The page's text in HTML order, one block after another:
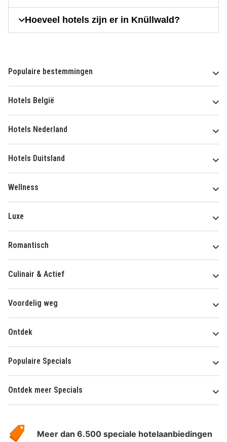
Hoeveel hotels zijn er in Knüllwald?
Populaire bestemmingen
Hotels België
Hotels Nederland
Hotels Duitsland
Wellness
Luxe
Romantisch
Culinair & Actief
Voordelig weg
Ontdek
Populaire Specials
Ontdek meer Specials
HotelSpecials
Meer dan 6.500 speciale hotelaanbiedingen